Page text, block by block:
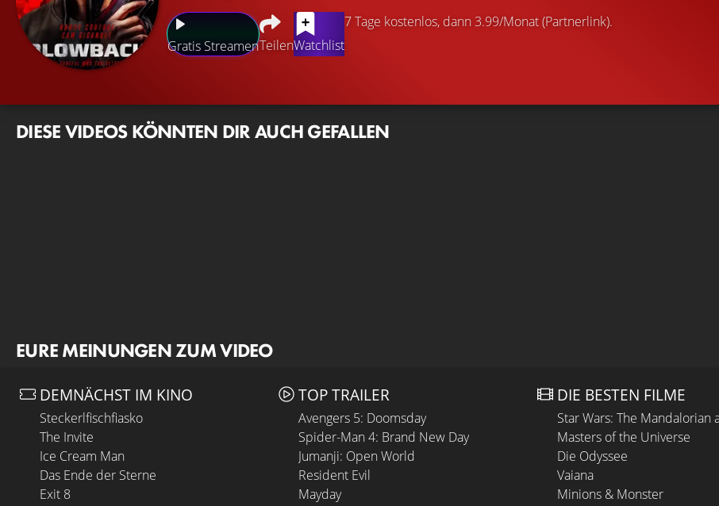
Gratis StreamenTeilenWatchlist
7 Tage kostenlos, dann 3.99/Monat (Partnerlink).
DIESE VIDEOS KÖNNTEN DIR AUCH GEFALLEN
EURE MEINUNGEN ZUM VIDEO
DEMNÄCHST IM KINO
Steckerlfischfiasko
The Invite
Ice Cream Man
Das Ende der Sterne
Exit 8
TOP TRAILER
Avengers 5: Doomsday
Spider-Man 4: Brand New Day
Jumanji: Open World
Resident Evil
Mayday
DIE BESTEN FILME
Star Wars: The Mandalorian
Masters of the Universe
Die Odyssee
Vaiana
Minions & Monster